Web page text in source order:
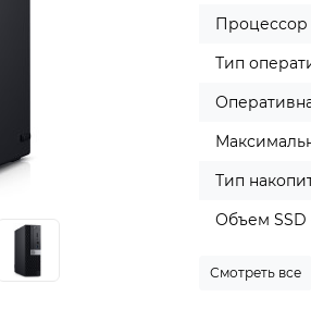
Процессор
Тип
Тип
Объем SSD
Смотреть все